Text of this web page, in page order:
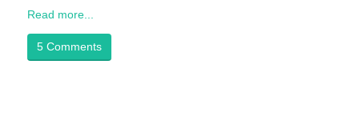
Read more...
5 Comments